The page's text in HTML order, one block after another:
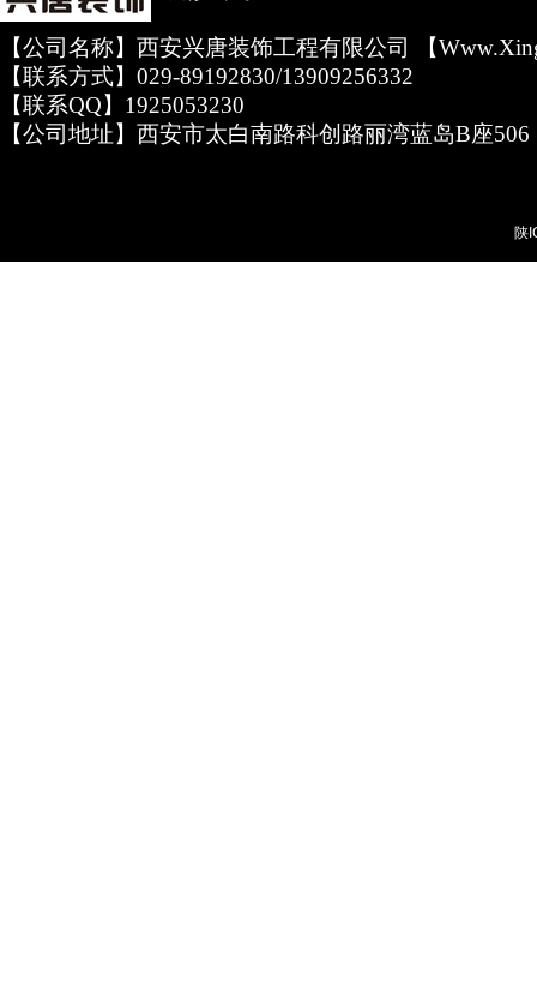
【公司名称】西安兴唐装饰工程有限公司 【
【联系方式】029-89192830/13909256332
【联系QQ】1925053230
【公司地址】西安市太白南路科创路丽湾蓝岛B座506
陕